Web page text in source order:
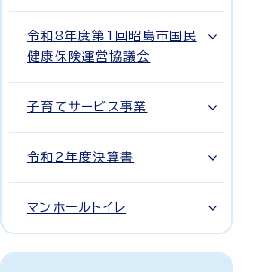
令和8年度第1回昭島市国民
健康保険運営協議会
子育てサービス事業
令和2年度決算書
マンホールトイレ